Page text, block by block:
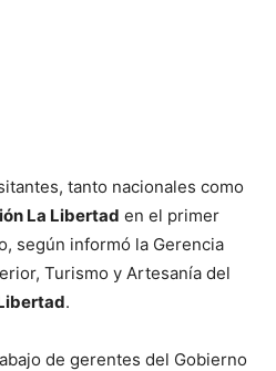
tanto nacionales como
La Libertad en el primer
según informó la Gerencia
Turismo y Artesanía del
.
de gerentes del Gobierno